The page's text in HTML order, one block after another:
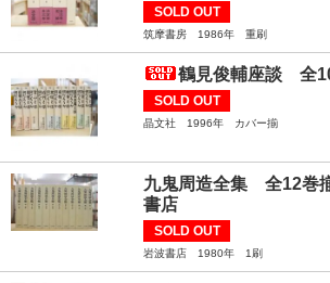
SOLD OUT
筑摩書房 1986年 重刷
鶴見俊輔座談 全
SOLD OUT
晶文社 1996年 カバー揃
九鬼周造全集 全12巻
書店
SOLD OUT
岩波書店 1980年 1刷